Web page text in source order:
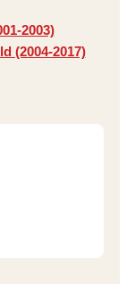
2003)
(2004-2017)